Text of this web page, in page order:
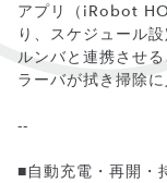
アプリ（iRobot
り、スケジュール
ルンバと連携させ
ラーバが拭き掃除
--
■自動充電・再開・